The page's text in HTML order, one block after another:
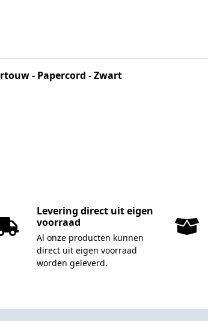
- Papercord - Zwart
Levering direct uit eigen
voorraad
Al onze producten kunnen
direct uit eigen voorraad
worden geleverd.